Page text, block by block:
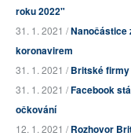
roku 2022"
31. 1. 2021 /Nanočástice
koronavirem
31. 1. 2021 /Britské firmy
31. 1. 2021 /Facebook
očkování
12. 1. 2021 /Rozhovor